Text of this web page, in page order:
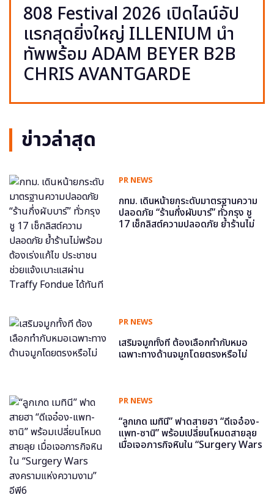
808 Festival 2026 เปิดไลน์อัป
แรกสุดยิ่งใหญ่ ILLENIUM นำ
ทัพพร้อม ADAM BEYER B2B
CHRIS AVANTGARDE
ข่าวล่าสุด
PR NEWS
กทม. เดินหน้ายกระดับมาตรฐานความ
ปลอดภัย “ร้านกึ่งผับบาร์” ทั่วกรุง ชู
17 เช็กลิสต์ความปลอดภัย ย้ำร้านไม่
PR NEWS
เสริมจมูกทั้งที ต้องเลือกทำกับหมอ
เฉพาะทางด้านจมูกโดยตรงหรือไม่
PR NEWS
“ลูกเกด เมทินี” ฟาดสายฮา “ดีเจอ๋อง-
แพท-ซานิ” พร้อมเปลี่ยนโหมดสายลุย
เมื่อเจอภารกิจหินใน “Surgery Wars